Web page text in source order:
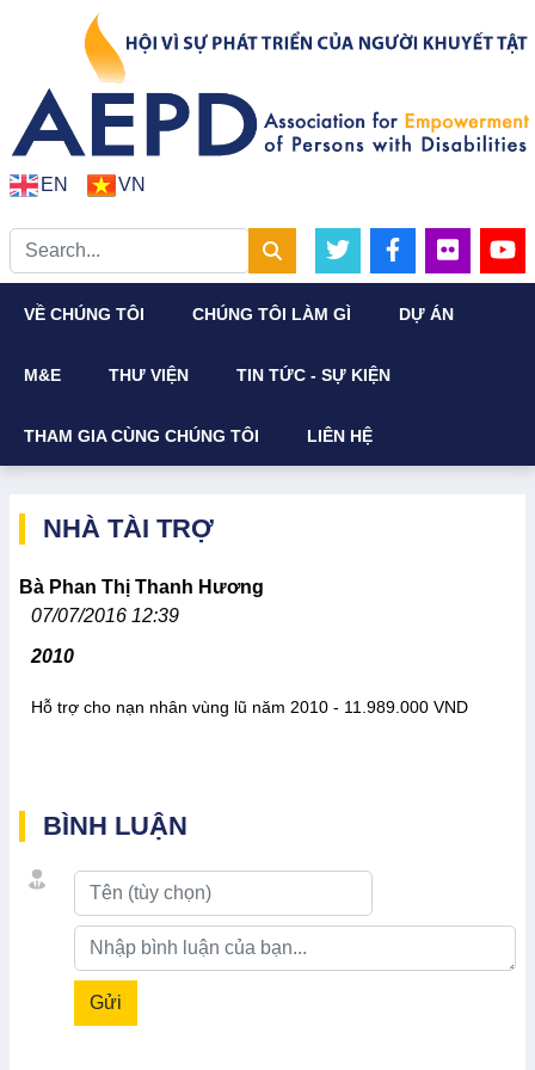
EN VN
VỀ CHÚNG TÔI CHÚNG TÔI LÀM GÌ DỰ ÁN
M&E THƯ VIỆN TIN TỨC - SỰ KIỆN
THAM GIA CÙNG CHÚNG TÔI LIÊN HỆ
NHÀ TÀI TRỢ
Bà Phan Thị Thanh Hương
07/07/2016 12:39
2010
Hỗ trợ cho nạn nhân vùng lũ năm 2010 - 11.989.000 VND
BÌNH LUẬN
Gửi